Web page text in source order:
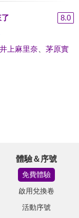
8.0
井上麻里奈
茅原實
體驗＆序號
免費體驗
啟用兌換卷
活動序號